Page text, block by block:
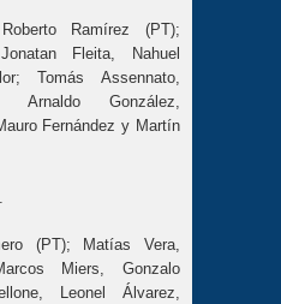
Ramírez (PT);
Fleita, Nahuel
Tomás Assennato,
Arnaldo González,
Fernández y Martín
(PT); Matías Vera,
Miers, Gonzalo
Leonel Álvarez,